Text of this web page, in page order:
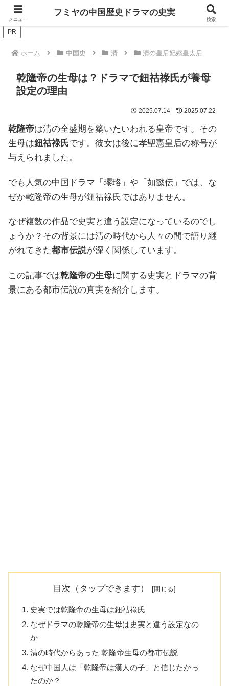
ドラマは歴史を知るともっと面白い！
PR
ホーム 中国史 清 清の皇后妃嬪皇太后
乾隆帝の生母は？ドラマで鈕祜祿氏が養母
設定の理由
2025.07.14 2025.07.22
乾隆帝は清の全盛期を築いたいわれる皇帝です。その
生母は鈕祜祿氏です。彼女は後に孝聖憲皇后の称号が
与えられました。
でも人気の中国ドラマ「瓔珞」や「如懿伝」では、な
ぜか乾隆帝の生母が鈕祜祿氏ではありません。
なぜ複数の作品で史実と違う設定になっているのでし
ょうか？その背景には清の時代から人々の間で語り継
がれてきた都市伝説が深く関係しています。
この記事では乾隆帝の生母に関する史実とドラマの背
景にある都市伝説の真実を紹介します。
目次（タップできます）
史実では乾隆帝の生母は鈕祜祿氏
なぜドラマの乾隆帝の生母は史実と違う設定なの
か
清の時代からあった 乾隆帝生母の都市伝説
なぜ中国人は「乾隆帝は漢人の子」と信じたかっ
たのか？
メニュー
フミヤの中国歴史ドラマの史実
検索